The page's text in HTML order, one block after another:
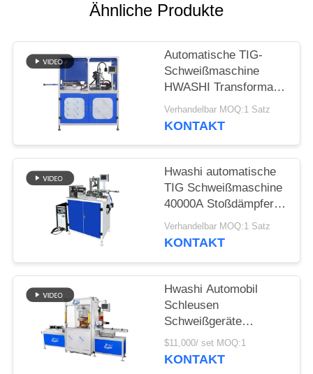
SIE EIN
ZITAT
SEITENVERZEICHNIS
DATENSCHUTZ-
BESTIMMUNGEN
Ähnliche Produkte
Automatische TIG-
Schweißmaschine
HWASHI Transformator
EI Laminationskern
Verhandelbar MOQ:1 Satz
KONTAKT
Hwashi automatische
TIG Schweißmaschine
40000A Stoßdämpfer
und Nähte
Verhandelbar MOQ:1 Satz
KONTAKT
Hwashi Automobil
Schleusen
Schweißgeräte
Zuverlässiges
Schweißen für sichere
$11,000/ set MOQ:1
KONTAKT